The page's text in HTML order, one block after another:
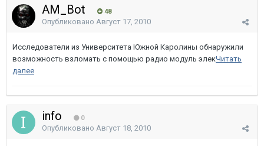
AM_Bot 48
Опубликовано Август 17, 2010
Исследователи из Университета Южной Каролины обнаружили
возможность взломать с помощью радио модуль элекЧитать
далее
info 0
Опубликовано Август 18, 2010